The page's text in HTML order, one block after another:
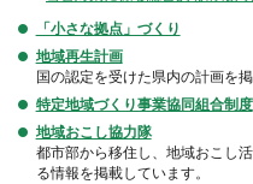
「小さな拠点」づくり
地域再生計画
国の認定を受けた県内の計画を掲
特定地域づくり事業協同組合制度
地域おこし協力隊
都市部から移住し、地域おこし
る情報を掲載しています。